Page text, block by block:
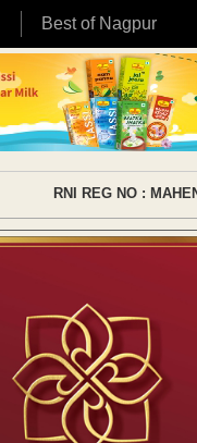
Best of Nagpur
RNI REG NO :